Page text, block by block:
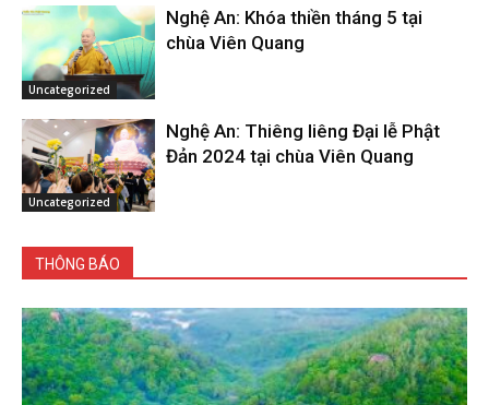
Uncategorized
Nghệ An: Khóa thiền tháng 5 tại
chùa Viên Quang
Uncategorized
Nghệ An: Thiêng liêng Đại lễ Phật
Đản 2024 tại chùa Viên Quang
THÔNG BÁO